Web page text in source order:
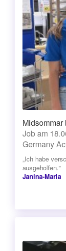
Job am
Germany
„Ich habe
ausgeholfen.“
Janina-Maria